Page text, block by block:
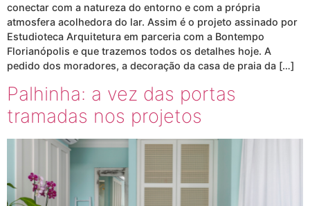
conectar com a natureza do entorno e com a própria
atmosfera acolhedora do lar. Assim é o projeto assinado por
Estudioteca Arquitetura em parceria com a Bontempo
Florianópolis e que trazemos todos os detalhes hoje. A
pedido dos moradores, a decoração da casa de praia da […]
Palhinha: a vez das portas
tramadas nos projetos